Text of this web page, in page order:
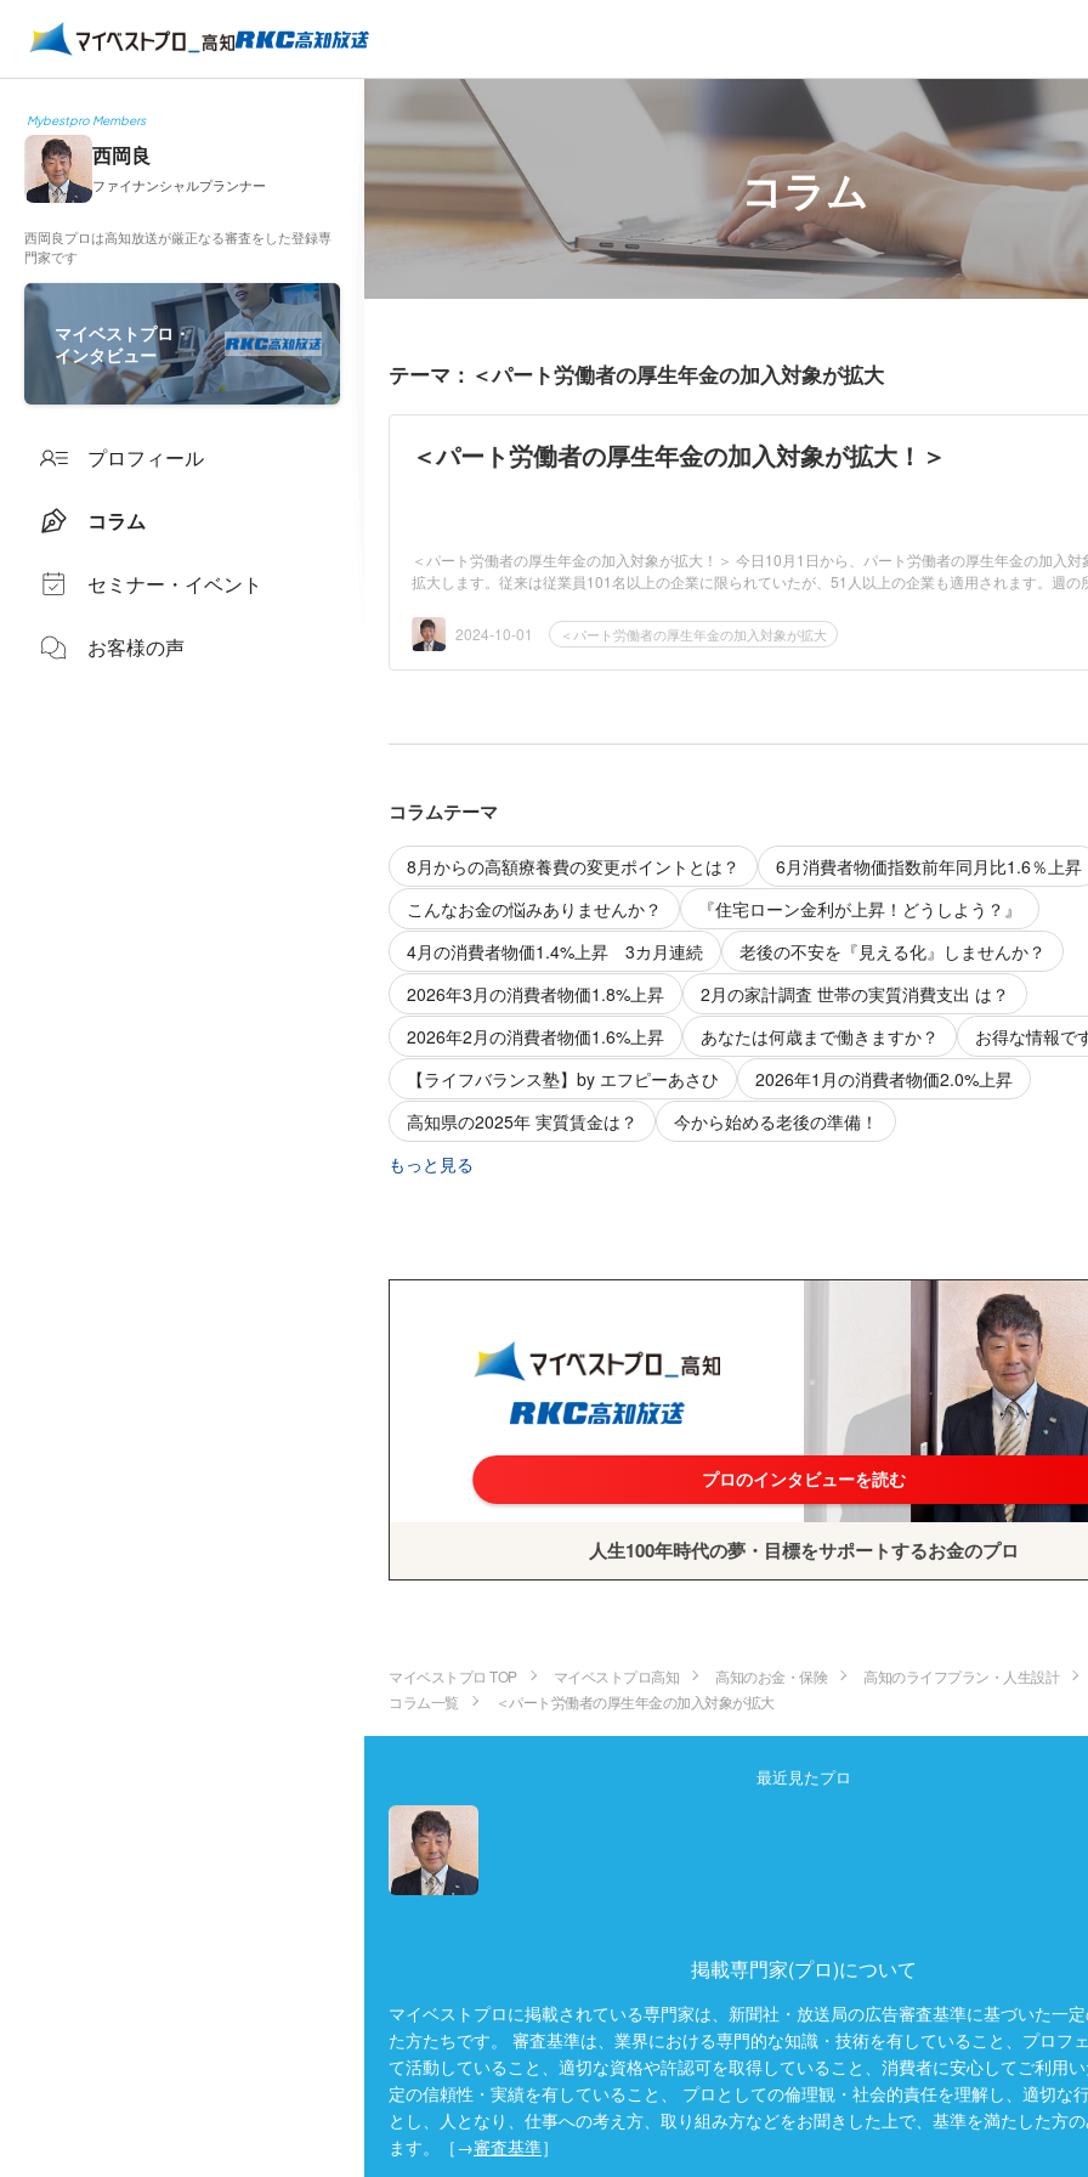
Mybestpro Members
西岡良
ファイナンシャルプランナー
西岡良プロは高知放送が厳正なる審査をした登録専
門家です
マイベストプロ・
インタビュー
プロフィール
コラム
セミナー・イベント
お客様の声
コラム
テーマ：＜パート労働者の厚生年金の加入対象が拡大
＜パート労働者の厚生年金の加入対象が拡大！＞
＜パート労働者の厚生年金の加入対象が拡大！＞ 今日10月1日から、パート労働者の厚生年金の加入対
拡大します。従来は従業員101名以上の企業に限られていたが、51人以上の企業も適用されます。週の
2024-10-01
＜パート労働者の厚生年金の加入対象が拡大
コラムテーマ
8月からの高額療養費の変更ポイントとは？
6月消費者物価指数前年同月比1.6％上昇
こんなお金の悩みありませんか？
『住宅ローン金利が上昇！どうしよう？』
4月の消費者物価1.4%上昇 3カ月連続
老後の不安を『見える化』しませんか？
2026年3月の消費者物価1.8%上昇
2月の家計調査 世帯の実質消費支出 は？
2026年2月の消費者物価1.6%上昇
あなたは何歳まで働きますか？
お得な情報で
【ライフバランス塾】by エフピーあさひ
2026年1月の消費者物価2.0%上昇
高知県の2025年 実質賃金は？
今から始める老後の準備！
もっと見る
プロのインタビューを読む
人生100年時代の夢・目標をサポートするお金のプロ
マイベストプロ TOP マイベストプロ高知 高知のお金・保険 高知のライフプラン・人生設計
コラム一覧
＜パート労働者の厚生年金の加入対象が拡大
最近見たプロ
掲載専門家(プロ)について
マイベストプロに掲載されている専門家は、新聞社・放送局の広告審査基準に基づいた一
た方たちです。 審査基準は、業界における専門的な知識・技術を有していること、プロフ
て活動していること、適切な資格や許認可を取得していること、消費者に安心してご利用
定の信頼性・実績を有していること、 プロとしての倫理観・社会的責任を理解し、適切な
とし、人となり、仕事への考え方、取り組み方などをお聞きした上で、基準を満たした方
ます。［→審査基準］